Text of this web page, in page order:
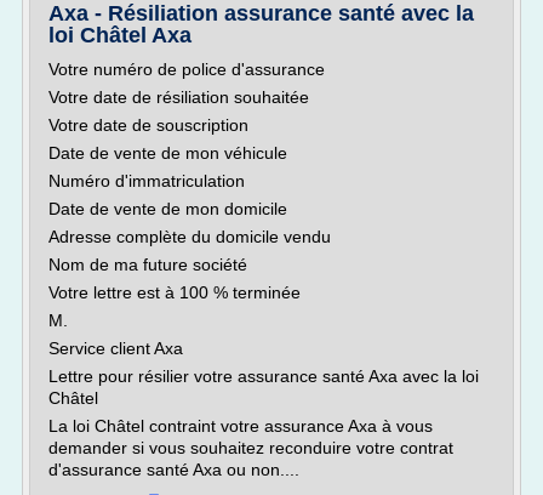
Axa - Résiliation assurance santé avec la
loi Châtel Axa
Votre numéro de police d'assurance
Votre date de résiliation souhaitée
Votre date de souscription
Date de vente de mon véhicule
Numéro d'immatriculation
Date de vente de mon domicile
Adresse complète du domicile vendu
Nom de ma future société
Votre lettre est à 100 % terminée
M.
Service client Axa
Lettre pour résilier votre assurance santé Axa avec la loi
Châtel
La loi Châtel contraint votre assurance Axa à vous
demander si vous souhaitez reconduire votre contrat
d'assurance santé Axa ou non....